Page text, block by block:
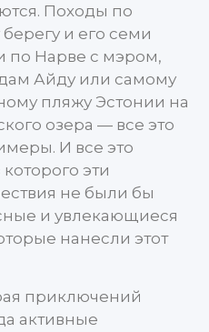
Походы по
и его семи
по Нарве с мэром,
Айду или самому
пляжу Эстонии на
озера — все это
И все это
эти
не были бы
и увлекающиеся
нанесли этот
приключений
активные